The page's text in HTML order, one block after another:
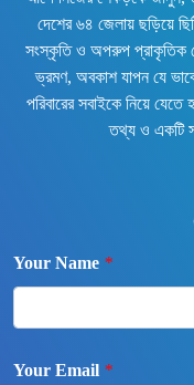
দেশের ৬৪ জেলায় ছড়িয়ে
সংস্কৃতি ও অপরুপ প্রাকৃতিক
ভ্রমণ, অবকাশ যাপন যে
পরিবারের সবাইকে নিয়ে
তথ্য ও একটি
Your Name *
Your Email *